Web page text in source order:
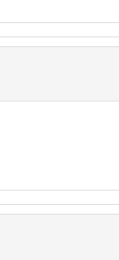
komment/